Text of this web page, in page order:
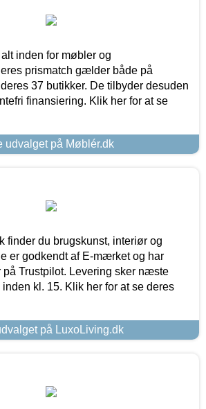
inden for møbler og
prismatch gælder både på
37 butikker. De tilbyder desuden
finansiering. Klik her for at se
udvalget på Møblér.dk
finder du brugskunst, interiør og
er godkendt af E-mærket og har
på Trustpilot. Levering sker næste
kl. 15. Klik her for at se deres
på LuxoLiving.dk